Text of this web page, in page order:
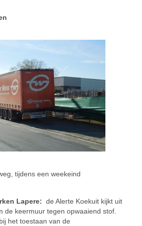
tijdens een weekeind
Lapere: de Alerte Koekuit kijkt uit
de keermuur tegen opwaaiend stof.
het toestaan van de